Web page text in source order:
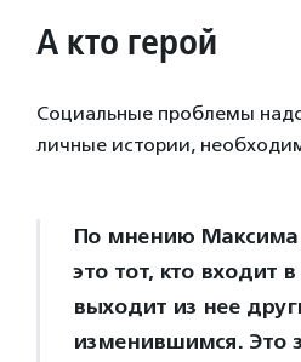
А кто герой
Социальные проблемы
личные истории,
По мнению Максима
это тот, кто входит
выходит из нее
изменившимся. Это